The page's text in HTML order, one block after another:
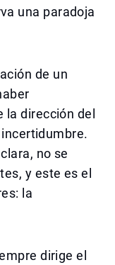
una paradoja
de un
dirección del
no se
y este es el
la
dirige el